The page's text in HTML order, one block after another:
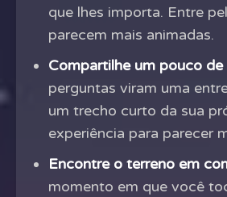
que lhes importa. Entre
parecem mais animadas.
Compartilhe um pouco
perguntas viram uma
um trecho curto da sua
experiência para parecer
Encontre o terreno em
momento em que você